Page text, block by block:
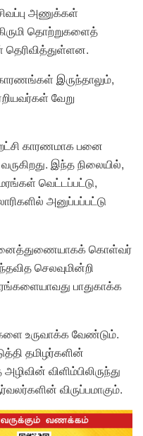
அணுக்கள்
தொற்றுகளைத்
தெரிவித்துள்ளன.
இருந்தாலும்,
வேறு
காரணமாக பனை
இந்த நிலையில்,
வெட்டப்பட்டு,
அனுப்பப்பட்டு
கொள்வர்
செலவுமின்றி
பாதுகாக்க
உருவாக்க வேண்டும்.
தமிழர்களின்
விளிம்பிலிருந்து
விருப்பமாகும்.